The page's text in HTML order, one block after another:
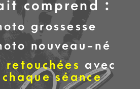
comprend :
grossesse
nouveau-né
retouchées avec
séance